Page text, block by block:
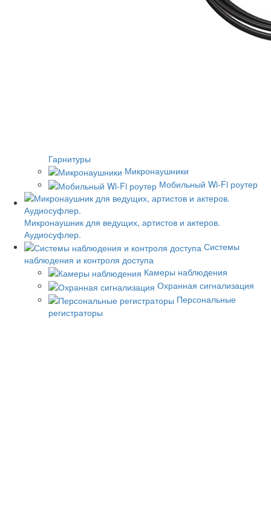
Гарнитуры
Микронаушники
Мобильный Wi-Fi роутер
Микронаушник для ведущих, артистов и актеров.
Аудиосуфлер.
Системы
наблюдения и контроля доступа
Камеры наблюдения
Охранная сигнализация
Персональные
регистраторы